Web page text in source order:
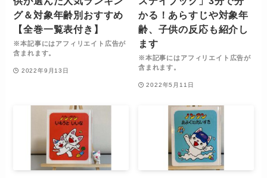
グ＆対象年齢別おすすめ
【全巻一覧表付き】
※本記事にはアフィリエイト広告が
含まれます。
2022年9月13日
かる！あらすじや対象年
齢、子供の反応も紹介し
ます
※本記事にはアフィリエイト広告が
含まれます。
2022年5月11日